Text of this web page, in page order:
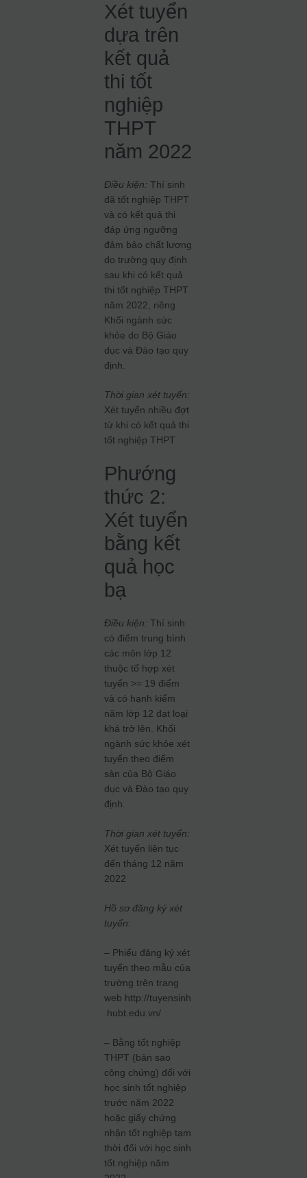
Xét tuyển
dựa trên
kết quả
thi tốt
nghiệp
THPT
năm 2022
Điều kiện: Thí sinh
đã tốt nghiệp THPT
và có kết quả thi
đáp ứng ngưỡng
đảm bảo chất lượng
do trường quy định
sau khi có kết quả
thi tốt nghiệp THPT
năm 2022, riêng
Khối ngành sức
khỏe do Bộ Giáo
dục và Đào tạo quy
định.
Thời gian xét tuyển:
Xét tuyển nhiều đợt
từ khi có kết quả thi
tốt nghiệp THPT
Phướng
thức 2:
Xét tuyển
bằng kết
quả học
bạ
Điều kiện: Thí sinh
có điểm trung bình
các môn lớp 12
thuộc tổ hợp xét
tuyển >= 19 điểm
và có hạnh kiểm
năm lớp 12 đạt loại
khá trở lên. Khối
ngành sức khỏe xét
tuyển theo điểm
sàn của Bộ Giáo
dục và Đào tạo quy
định.
Thời gian xét tuyển:
Xét tuyển liên tục
đến tháng 12 năm
2022
Hồ sơ đăng ký xét
tuyển:
– Phiếu đăng ký xét
tuyển theo mẫu của
trường trên trang
web http://tuyensinh
.hubt.edu.vn/
– Bằng tốt nghiệp
THPT (bản sao
công chứng) đối với
học sinh tốt nghiệp
trước năm 2022
hoặc giấy chứng
nhận tốt nghiệp tạm
thời đối với học sinh
tốt nghiệp năm